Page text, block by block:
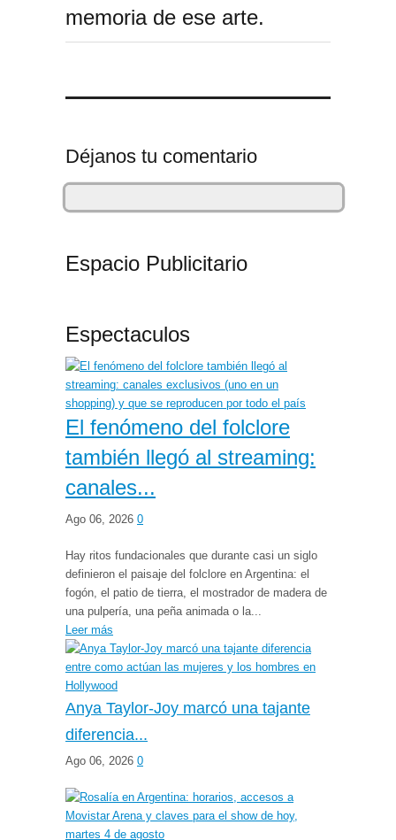
memoria de ese arte.
Déjanos tu comentario
Espacio Publicitario
Espectaculos
El fenómeno del folclore
también llegó al streaming:
canales...
Ago 06, 2026 0
Hay ritos fundacionales que durante casi un siglo
definieron el paisaje del folclore en Argentina: el
fogón, el patio de tierra, el mostrador de madera de
una pulpería, una peña animada o la...
Leer más
Anya Taylor-Joy marcó una tajante
diferencia...
Ago 06, 2026 0